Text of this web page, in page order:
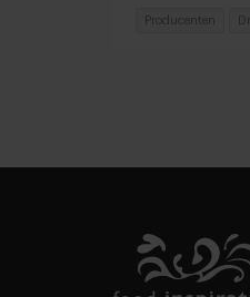
Producenten